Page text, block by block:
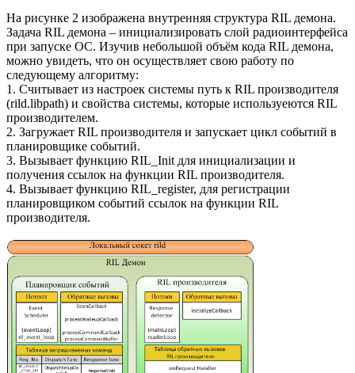
На рисунке 2 изображена внутренняя структура RIL демона.
Задача RIL демона – инициализировать слой радиоинтерфейса
при запуске ОС. Изучив небольшой объём кода RIL демона,
можно увидеть, что он осуществляет свою работу по
следующему алгоритму:
1. Считывает из настроек системы путь к RIL производителя
(rild.libpath) и свойства системы, которые используеются RIL
производителем.
2. Загружает RIL производителя и запускает цикл событий в
планировщике событий.
3. Вызывает функцию RIL_Init для инициализации и
получения ссылок на функции RIL производителя.
4. Вызывает функцию RIL_register, для регистрации
планировщиком событий ссылок на функции RIL
производителя.